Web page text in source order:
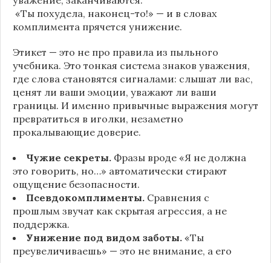
«Ты похудела, наконец-то!» — и в словах
комплимента прячется унижение.
Этикет — это не про правила из пыльного
учебника. Это тонкая система знаков уважения,
где слова становятся сигналами: слышат ли вас,
ценят ли ваши эмоции, уважают ли ваши
границы. И именно привычные выражения могут
превратиться в иголки, незаметно
прокалывающие доверие.
Чужие секреты. Фразы вроде «Я не должна
это говорить, но…» автоматически стирают
ощущение безопасности.
Псевдокомплименты. Сравнения с
прошлым звучат как скрытая агрессия, а не
поддержка.
Унижение под видом заботы. «Ты
преувеличиваешь» — это не внимание, а его